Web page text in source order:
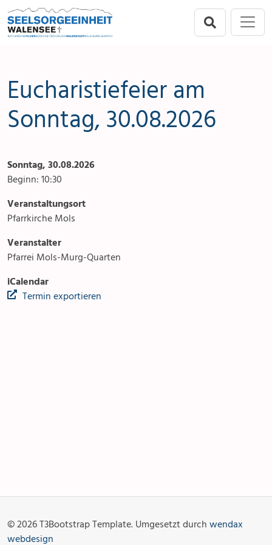
Direkt zur Hauptnavigation springen
Direkt zum Inhalt springen
Eucharistiefeier am
Sonntag, 30.08.2026
Sonntag, 30.08.2026
Beginn: 10:30
Veranstaltungsort
Pfarrkirche Mols
Veranstalter
Pfarrei Mols-Murg-Quarten
iCalendar
Termin exportieren
© 2026 T3Bootstrap Template. Umgesetzt durch wendax
webdesign
Menu
Berschis-Tscherlach
Mols-Murg-Quarten
Seelsorgeeinheit
Angebote & Sakramente
Kontakte
Aktuelles & Fotogalerie
Links
Angebot & Sakramente
Aktuelles
Fotogalerie
Links